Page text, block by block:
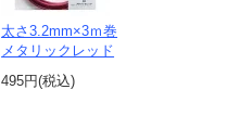
太さ3.2mm×3ｍ巻
メタリックレッド
495円(税込)